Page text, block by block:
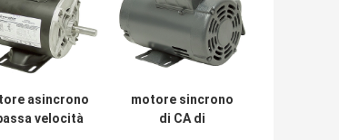
asincrono
velocità
motore sincrono
di CA di